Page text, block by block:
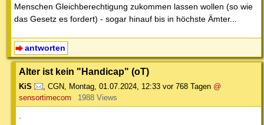
Menschen Gleichberechtigung zukommen lassen wollen (so wie
das Gesetz es fordert) - sogar hinauf bis in höchste Ämter...
antworten
Alter ist kein "Handicap" (oT)
KiS , CGN, Montag, 01.07.2024, 12:33 vor 768 Tagen @
sensortimecom
1988 Views